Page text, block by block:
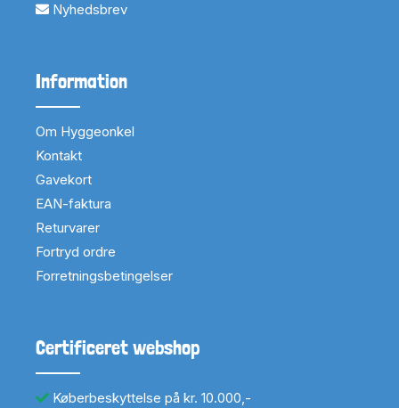
Nyhedsbrev
Information
Om Hyggeonkel
Kontakt
Gavekort
EAN-faktura
Returvarer
Fortryd ordre
Forretningsbetingelser
Certificeret webshop
Køberbeskyttelse på kr. 10.000,-